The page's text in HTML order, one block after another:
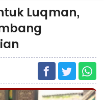
Luqman,